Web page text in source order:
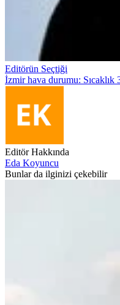
Editörün Seçtiği
İzmir hava durumu: Sıcaklık
Editör Hakkında
Eda Koyuncu
Bunlar da ilginizi çekebilir